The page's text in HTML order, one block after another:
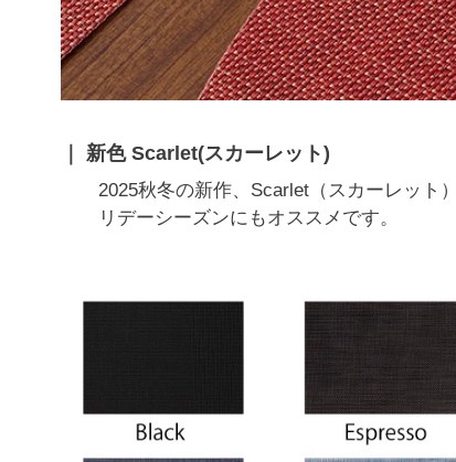
新色 Scarlet(スカーレット)
2025秋冬の新作、Scarlet（スカーレット
リデーシーズンにもオススメです。